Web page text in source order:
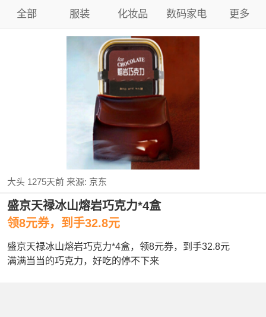
全部 服装 化妆品 数码家电 更多
大头 1275天前来源: 京东
盛京天禄冰山熔岩巧克力*4盒
领8元券，到手32.8元
盛京天禄冰山熔岩巧克力*4盒，领8元券，到手32.8元
满满当当的巧克力，好吃的停不下来